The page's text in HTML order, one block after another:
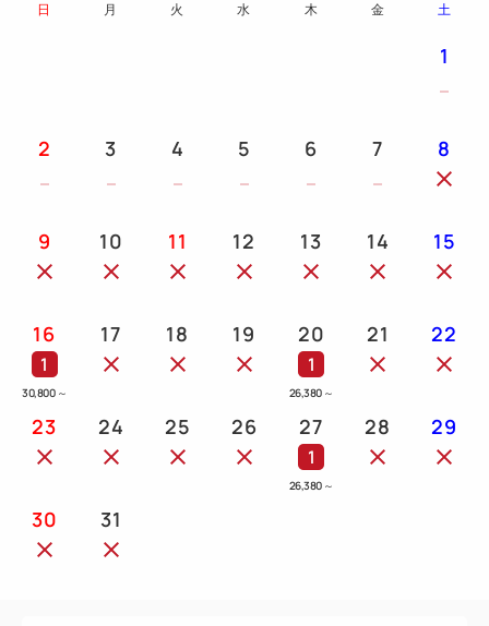
日 月 火 水 木 金 土
1
2 3 4 5 6 7 8
9 10 11 12 13 14 15
16
1
30,800 ～
17 18 19 20
1
26,380 ～
21 22
23 24 25 26 27
1
26,380 ～
28 29
30 31